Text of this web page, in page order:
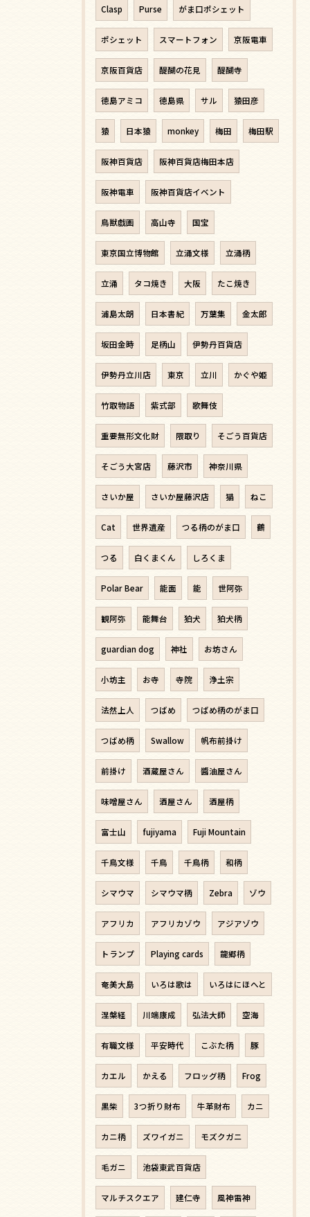
Clasp Purse がま口ポシェット
ポシェット スマートフォン 京阪電車
京阪百貨店 醍醐の花見 醍醐寺
徳島アミコ 徳島県 サル 猿田彦
猿 日本猿 monkey 梅田 梅田駅
阪神百貨店 阪神百貨店梅田本店
阪神電車 阪神百貨店イベント
鳥獣戯画 高山寺 国宝
東京国立博物館 立涌文様 立涌柄
立涌 タコ焼き 大阪 たこ焼き
浦島太朗 日本書紀 万葉集 金太郎
坂田金時 足柄山 伊勢丹百貨店
伊勢丹立川店 東京 立川 かぐや姫
竹取物語 紫式部 歌舞伎
重要無形文化財 隈取り そごう百貨店
そごう大宮店 藤沢市 神奈川県
さいか屋 さいか屋藤沢店 猫 ねこ
Cat 世界遺産 つる柄のがま口 鶴
つる 白くまくん しろくま
Polar Bear 能面 能 世阿弥
観阿弥 能舞台 狛犬 狛犬柄
guardian dog 神社 お坊さん
小坊主 お寺 寺院 浄土宗
法然上人 つばめ つばめ柄のがま口
つばめ柄 Swallow 帆布前掛け
前掛け 酒蔵屋さん 醬油屋さん
味噌屋さん 酒屋さん 酒屋柄
富士山 fujiyama Fuji Mountain
千鳥文様 千鳥 千鳥柄 和柄
シマウマ シマウマ柄 Zebra ゾウ
アフリカ アフリカゾウ アジアゾウ
トランプ Playing cards 龍郷柄
奄美大島 いろは歌は いろはにほへと
涅槃経 川端康成 弘法大師 空海
有職文様 平安時代 こぶた柄 豚
カエル かえる フロッグ柄 Frog
黒柴 3つ折り財布 牛革財布 カニ
カニ柄 ズワイガニ モズクガニ
毛ガニ 池袋東武百貨店
マルチスクエア 建仁寺 風神雷神